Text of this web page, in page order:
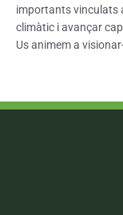
importants vinculats
climàtic i avançar
Us animem a